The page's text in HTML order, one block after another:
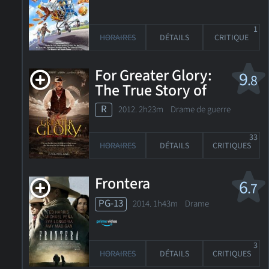
HORAIRES DÉTAILS CRITIQUE
1
9.8
For Greater Glory:
The True Story of
Cristiada
R 2012. 2h23m Drame de guerre
HORAIRES DÉTAILS CRITIQUES
33
6.7
Frontera
PG-13 2014. 1h43m Drame
HORAIRES DÉTAILS CRITIQUES
3